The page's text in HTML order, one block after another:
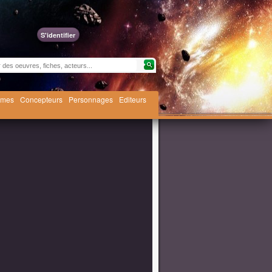
S'identifier
Concepteurs Personnages
Editeurs